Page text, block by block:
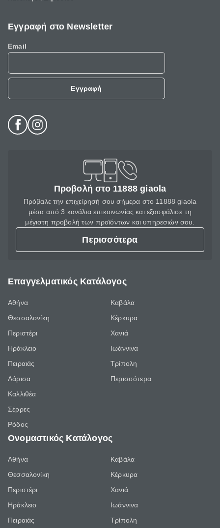
Εγγραφή στο Newsletter
Email
Εγγραφή
Προβολή στο 11888 giaola
Πρόβαλε την επιχείρησή σου σήμερα στο 11888 giaola
μέσα από 3 κανάλια επικοινωνίας και εξασφάλισε τη
μέγιστη προβολή των προϊόντων και υπηρεσιών σου.
Περισσότερα
Επαγγελματικός Κατάλογος
Αθήνα
Θεσσαλονίκη
Περιστέρι
Ηράκλειο
Πειραιάς
Λάρισα
Καλλιθέα
Σέρρες
Ρόδος
Καβάλα
Κέρκυρα
Χανιά
Ιωάννινα
Τρίπολη
Περισσότερα
Ονομαστικός Κατάλογος
Αθήνα
Θεσσαλονίκη
Περιστέρι
Ηράκλειο
Πειραιάς
Καβάλα
Κέρκυρα
Χανιά
Ιωάννινα
Τρίπολη